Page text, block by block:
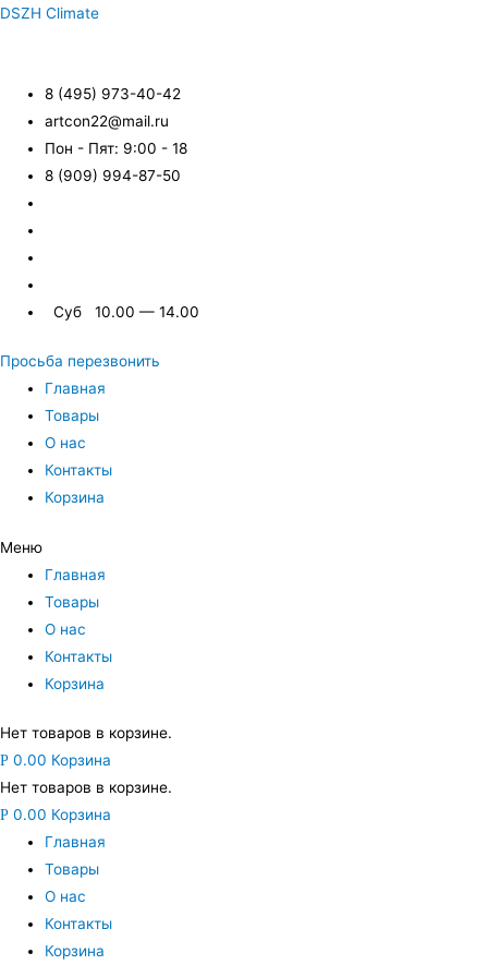
DSZH Climate
8 (495) 973-40-42
artcon22@mail.ru
Пон - Пят: 9:00 - 18
8 (909) 994-87-50
Суб 10.00 — 14.00
Просьба перезвонить
Главная
Товары
О нас
Контакты
Корзина
Меню
Главная
Товары
О нас
Контакты
Корзина
Нет товаров в корзине.
Р 0.00 Корзина
Нет товаров в корзине.
Р 0.00 Корзина
Главная
Товары
О нас
Контакты
Корзина